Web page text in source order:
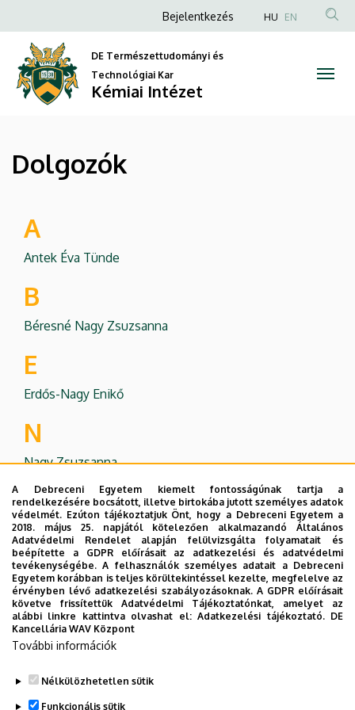
Kémiai
Intézet
a
tartalomra
Anonim
fiók
menüje
Bejelentkezés HU EN
DE Természettudományi és
Technológiai Kar
Kémiai Intézet
Dolgozók
A
Antek Éva Tünde
B
Béresné Nagy Zsuzsanna
E
Erdős-Nagy Enikő
N
Nagy Zsuzsanna
P
Potorné Bozsó Orsolya
SZ
Szabó László
T
Legutóbbi frissítés: 2025. 04. 30. 11:14
A Debreceni Egyetem kiemelt fontosságúnak tartja a
rendelkezésére bocsátott, illetve birtokába jutott személyes adatok
védelmét. Ezúton tájékoztatjuk Önt, hogy a Debreceni Egyetem a
2018. május 25. napjától kötelezően alkalmazandó Általános
Adatvédelmi Rendelet alapján felülvizsgálta folyamatait és
beépítette a GDPR előírásait az adatkezelési és adatvédelmi
tevékenységébe. A felhasználók személyes adatait a Debreceni
Egyetem korábban is teljes körültekintéssel kezelte, megfelelve az
érvényben lévő adatkezelési szabályozásoknak. A GDPR előírásait
követve frissítettük Adatvédelmi Tájékoztatónkat, amelyet az
alábbi linkre kattintva olvashat el:Adatkezelési tájékoztató. DE
Kancellária WAV Központ
További információk
Nélkülözhetetlen sütik
Funkcionális sütik